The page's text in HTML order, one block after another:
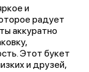
и
радует
аккуратно
Этот букет
и друзей,